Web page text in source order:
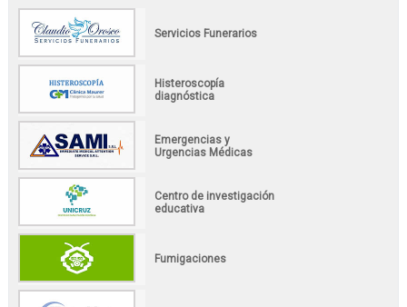
Servicios Funerarios
Histeroscopía
diagnóstica
Emergencias y
Urgencias Médicas
Centro de investigación
educativa
Fumigaciones